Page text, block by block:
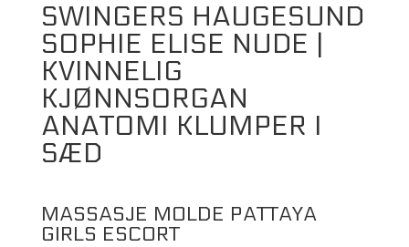
SWINGERS HAUGESUND
SOPHIE ELISE NUDE |
KVINNELIG
KJØNNSORGAN
ANATOMI KLUMPER I
SÆD
MASSASJE MOLDE PATTAYA
GIRLS ESCORT